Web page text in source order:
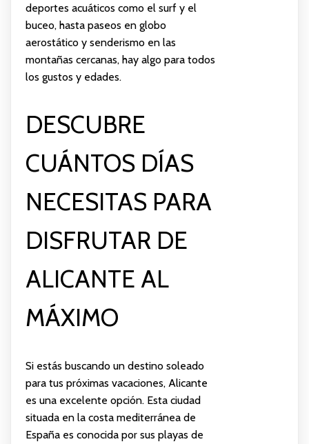
deportes acuáticos como el surf y el
buceo, hasta paseos en globo
aerostático y senderismo en las
montañas cercanas, hay algo para todos
los gustos y edades.
DESCUBRE
CUÁNTOS DÍAS
NECESITAS PARA
DISFRUTAR DE
ALICANTE AL
MÁXIMO
Si estás buscando un destino soleado
para tus próximas vacaciones, Alicante
es una excelente opción. Esta ciudad
situada en la costa mediterránea de
España es conocida por sus playas de